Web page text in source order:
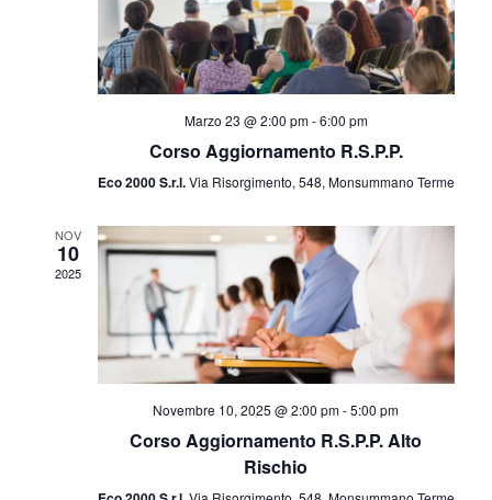
Marzo 23 @ 2:00 pm-6:00 pm
Corso Aggiornamento R.S.P.P.
Eco 2000 S.r.l.Via Risorgimento, 548, Monsummano Terme
NOV
10
2025
Novembre 10, 2025 @ 2:00 pm-5:00 pm
Corso Aggiornamento R.S.P.P. Alto
Rischio